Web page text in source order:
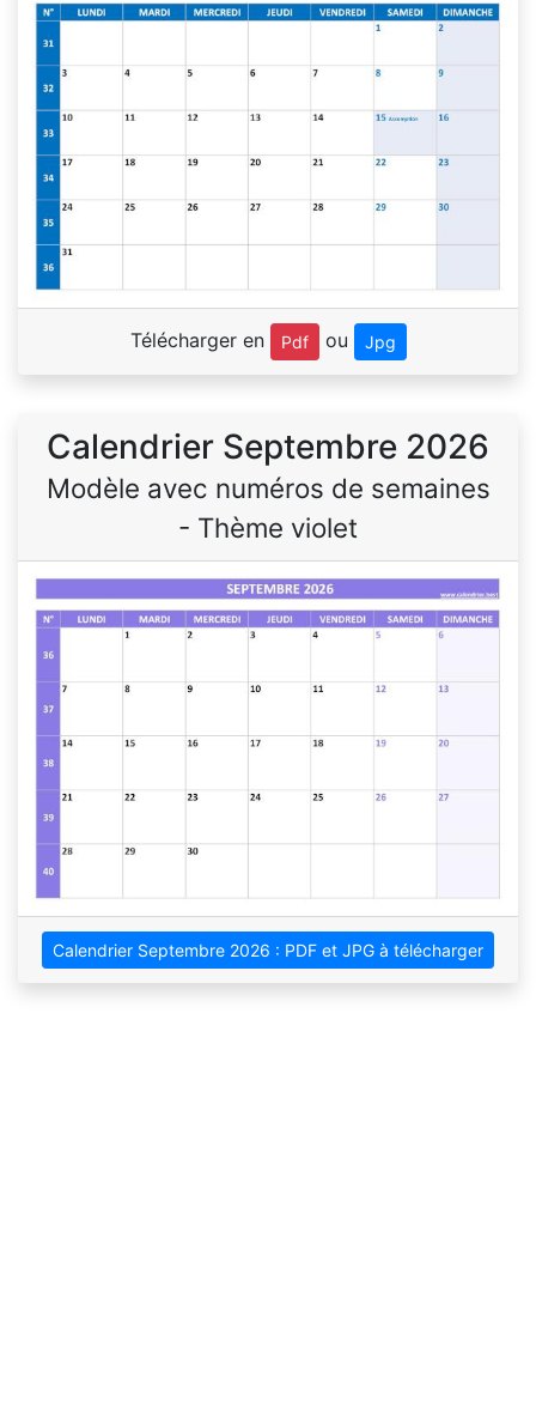
Télécharger en Pdf ou Jpg
Calendrier Septembre 2026
Modèle avec numéros de semaines
- Thème violet
Calendrier Septembre 2026 : PDF et JPG à télécharger